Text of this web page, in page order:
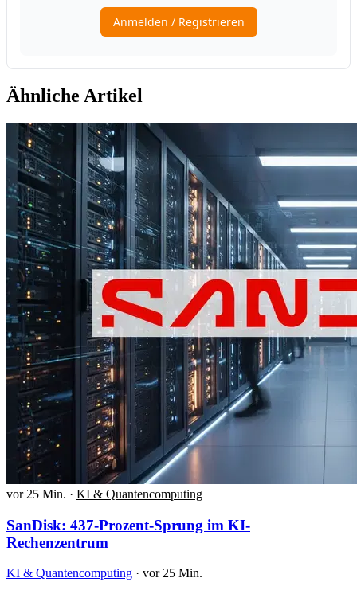
Ähnliche Artikel
vor 25 Min. · KI & Quantencomputing
SanDisk: 437-Prozent-Sprung im KI-
Rechenzentrum
KI & Quantencomputing · vor 25 Min.